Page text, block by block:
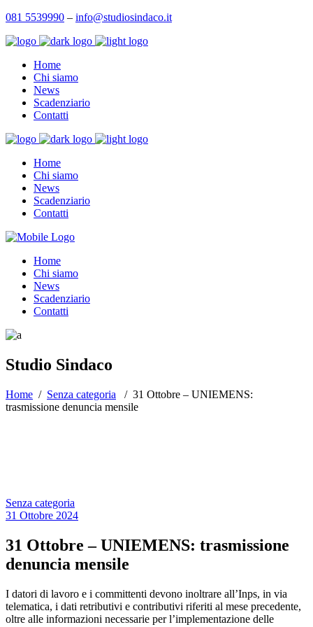
081 5539990 – info@studiosindaco.it
Home
Chi siamo
News
Scadenziario
Contatti
Home
Chi siamo
News
Scadenziario
Contatti
Home
Chi siamo
News
Scadenziario
Contatti
Studio Sindaco
Home / Senza categoria / 31 Ottobre – UNIEMENS:
trasmissione denuncia mensile
Senza categoria
31 Ottobre 2024
31 Ottobre – UNIEMENS: trasmissione
denuncia mensile
I datori di lavoro e i committenti devono inoltrare all’Inps, in via
telematica, i dati retributivi e contributivi riferiti al mese precedente,
oltre alle informazioni necessarie per l’implementazione delle